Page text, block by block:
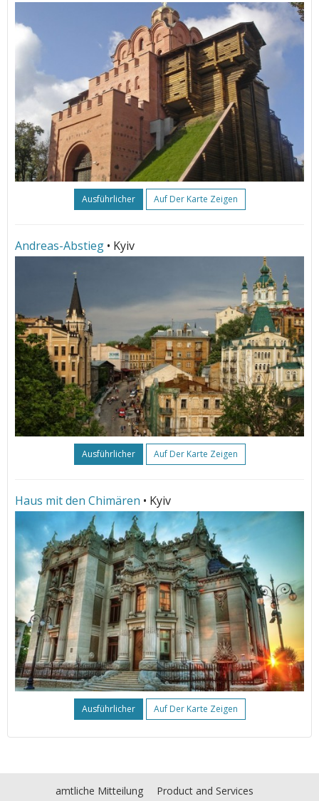
Ausführlicher Auf Der Karte Zeigen
Andreas-Abstieg • Kyiv
Ausführlicher Auf Der Karte Zeigen
Haus mit den Chimären • Kyiv
Ausführlicher Auf Der Karte Zeigen
amtliche Mitteilung
Product and Services